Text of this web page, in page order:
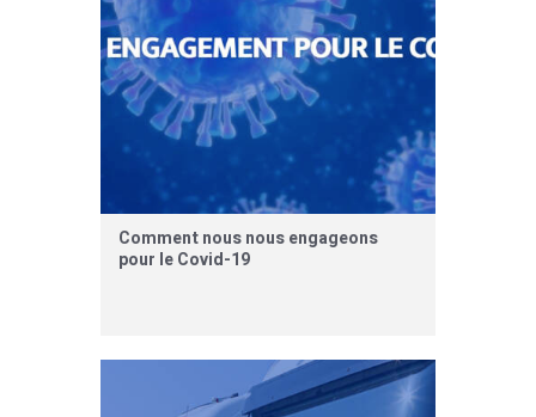
Comment nous nous engageons
pour le Covid-19